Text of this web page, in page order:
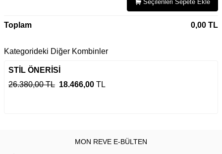
Seçilenleri Sepete Ekle
Toplam 0,00 TL
Kategorideki Diğer Kombinler
STİL ÖNERİSİ
26.380,00 TL 18.466,00 TL
MON REVE E-BÜLTEN